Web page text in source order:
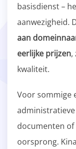
basisdienst –
aanwezigheid.
aan
eerlijke prijzen,
kwaliteit.
Voor sommige
documenten of
oorsprong.